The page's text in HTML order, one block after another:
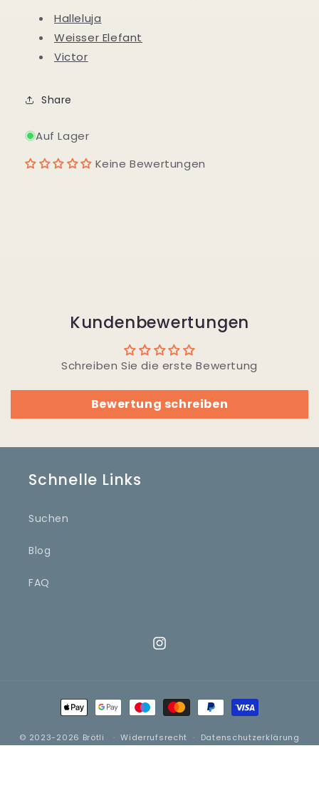
Halleluja
Weisser Elefant
Victor
Share
Auf Lager
Keine Bewertungen
Kundenbewertungen
Schreiben Sie die erste Bewertung
Bewertung schreiben
Schnelle Links
Suchen
Blog
FAQ
Instagram
Zahlungsmethoden
© 2023-2026 Brötli Widerrufsrecht
Datenschutzerklärung